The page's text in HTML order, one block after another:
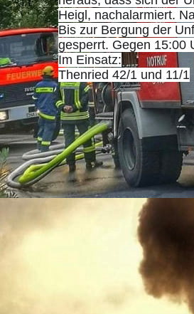
Heigl, nachalarmiert.
Bis zur Bergung der
gesperrt. Gegen 15:00
Im Einsatz:
Thenried 42/1 und 11/1